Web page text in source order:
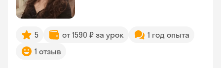
5 от 1590 ₽ за урок
1 год опыта
1 отзыв